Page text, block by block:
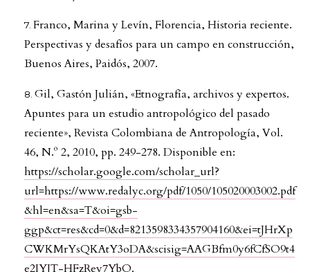
Franco, Marina y Levín, Florencia, Historia reciente.
Perspectivas y desafíos para un campo en construcción,
Buenos Aires, Paidós, 2007.
Gil, Gastón Julián, «Etnografía, archivos y expertos.
Apuntes para un estudio antropológico del pasado
reciente», Revista Colombiana de Antropología, Vol.
46, N.º 2, 2010, pp. 249-278. Disponible en:
https://scholar.google.com/scholar_url?
url=https://www.redalyc.org/pdf/1050/105020003002.pdf
&hl=en&sa=T&oi=gsb-
ggp&ct=res&cd=0&d=8213598334357904160&ei=tJHrXp
CWKMrYsQKAtY3oDA&scisig=AAGBfm0y6fCfSO9t4
e2IYJT-HFzRey7YbQ.